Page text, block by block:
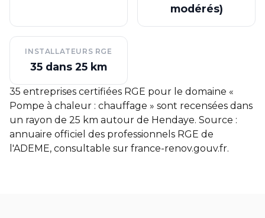
modérés)
INSTALLATEURS RGE
35 dans 25 km
35 entreprises certifiées RGE pour le domaine «
Pompe à chaleur : chauffage » sont recensées dans
un rayon de 25 km autour de Hendaye. Source :
annuaire officiel des professionnels RGE de
l'ADEME, consultable sur france-renov.gouv.fr.